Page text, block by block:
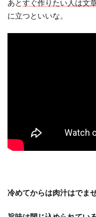
あとすぐ作りたい人は文
に立つといいな。
冷めてからは肉汁はでませ